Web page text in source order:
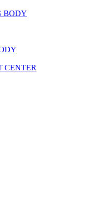
BODY
CENTER